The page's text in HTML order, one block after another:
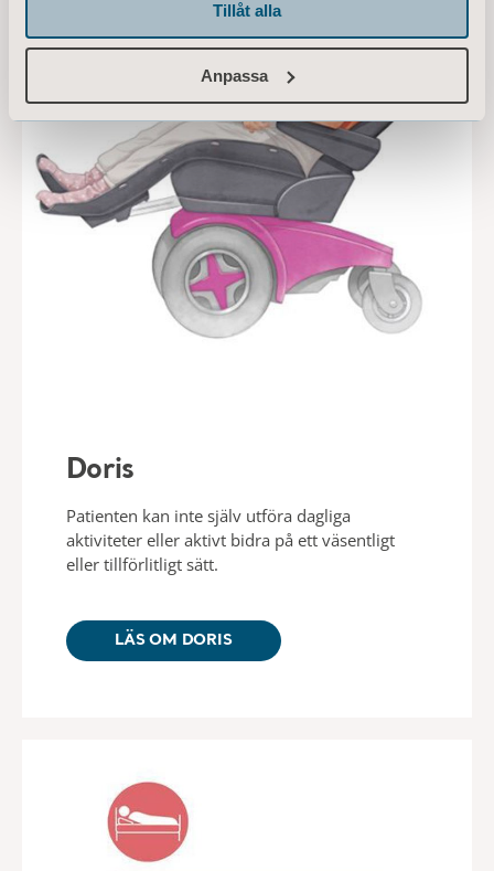
Tillåt alla
Anpassa
Doris
Patienten kan inte själv utföra dagliga
aktiviteter eller aktivt bidra på ett väsentligt
eller tillförlitligt sätt.
LÄS OM DORIS